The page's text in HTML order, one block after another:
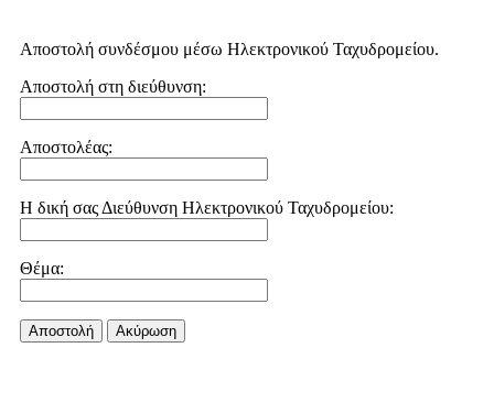
Αποστολή συνδέσμου μέσω Ηλεκτρονικού Ταχυδρομείου.
Αποστολή στη διεύθυνση:
Αποστολέας:
Η δική σας Διεύθυνση Ηλεκτρονικού Ταχυδρομείου:
Θέμα:
Αποστολή Aκύρωση